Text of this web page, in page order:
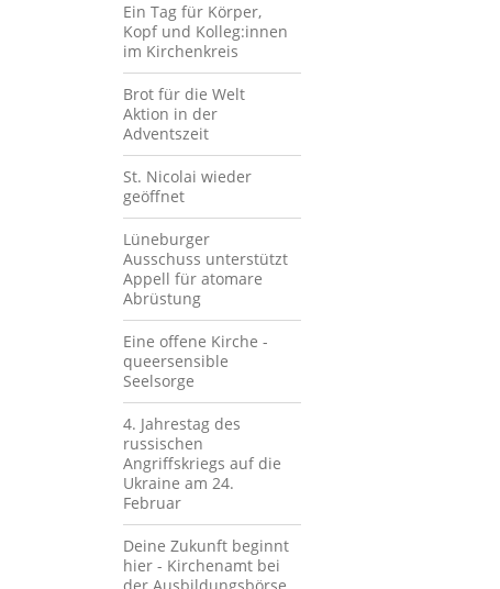
Ein Tag für Körper,
Kopf und Kolleg:innen
im Kirchenkreis
Brot für die Welt
Aktion in der
Adventszeit
St. Nicolai wieder
geöffnet
Lüneburger
Ausschuss unterstützt
Appell für atomare
Abrüstung
Eine offene Kirche -
queersensible
Seelsorge
4. Jahrestag des
russischen
Angriffskriegs auf die
Ukraine am 24.
Februar
Deine Zukunft beginnt
hier - Kirchenamt bei